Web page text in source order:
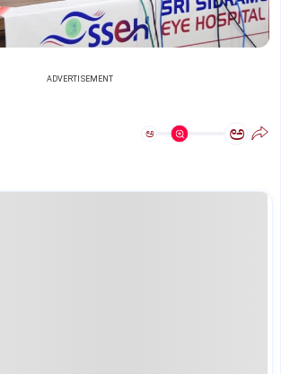
ADVERTISEMENT
ಅ ಅ